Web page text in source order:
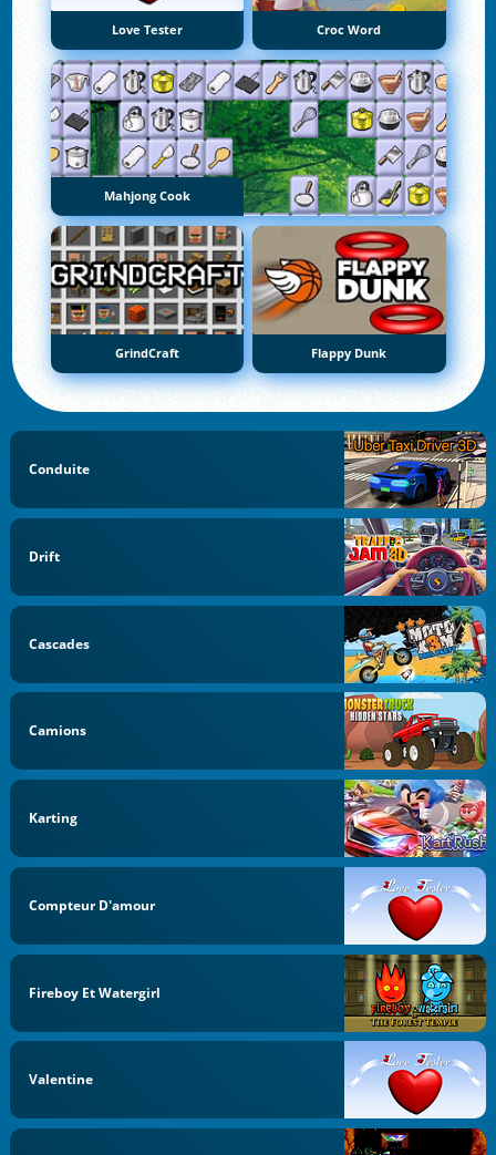
Love Tester Croc Word
Mahjong Cook
GrindCraft Flappy Dunk
Conduite
Drift
Cascades
Camions
Karting
Compteur D'amour
Fireboy Et Watergirl
Valentine